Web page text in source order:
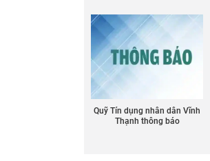
Quỹ Tín dụng nhân dân Vĩnh
Thạnh thông báo